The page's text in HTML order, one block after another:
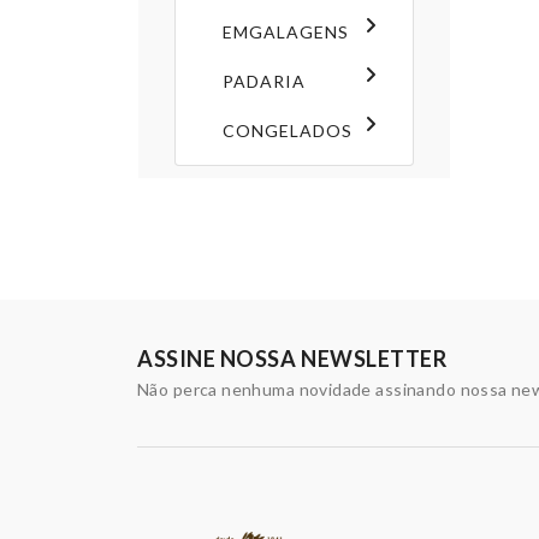
EMGALAGENS
PADARIA
CONGELADOS
ASSINE NOSSA NEWSLETTER
Não perca nenhuma novidade assinando nossa